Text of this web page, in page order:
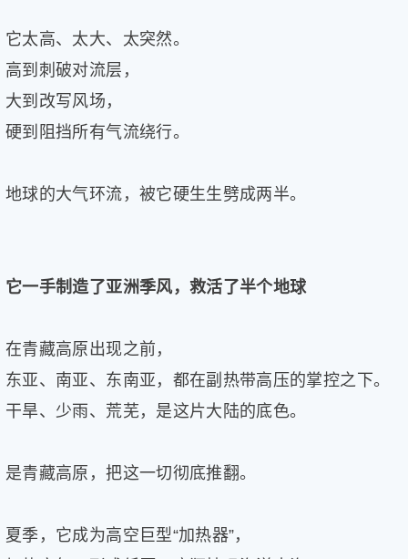
它太高、太大、太突然。
高到刺破对流层，
大到改写风场，
硬到阻挡所有气流绕行。
地球的大气环流，被它硬生生劈成两半。
它一手制造了亚洲季风，救活了半个地球
在青藏高原出现之前，
东亚、南亚、东南亚，都在副热带高压的掌控之下。
干旱、少雨、荒芜，是这片大陆的底色。
是青藏高原，把这一切彻底推翻。
夏季，它成为高空巨型“加热器”，